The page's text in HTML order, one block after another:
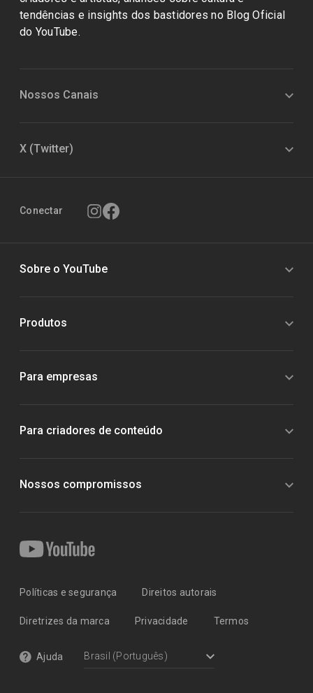
tendências e insights dos bastidores no Blog Oficial
do YouTube.
Nossos Canais
X (Twitter)
Conectar
Sobre o YouTube
Produtos
Para empresas
Para criadores de conteúdo
Nossos compromissos
Políticas e segurança Direitos autorais
Diretrizes da marca Privacidade Termos
Ajuda